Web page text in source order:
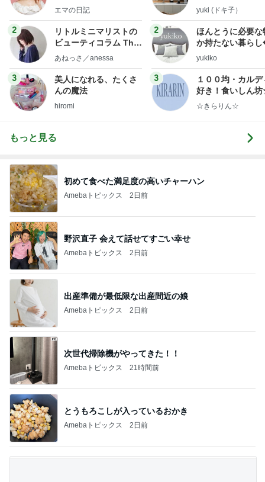
社売却セカンドライ
エマの日記
2
リトルミニマリストの
ビューティコラム The
little minimalist's bea
あねっさ／anessa
3
美人になれる、たくさ
んの魔法
hiromi
yuki (ドキ子）
2
ほんとうに必要な
か持たない暮ら
ep Life Simple◆
yukiko
3
１００均・カルデ
好き！食いしん
らりん☆のブログ
☆きらりん☆
もっと見る
初めて食べた満足度の高いチャーハン
Amebaトピックス 2日前
野沢直子 会えて話せてすごい幸せ
Amebaトピックス 2日前
出産準備が最低限な出産間近の娘
Amebaトピックス 2日前
次世代掃除機がやってきた！！
Amebaトピックス 21時間前
とうもろこしが入っているおかき
Amebaトピックス 2日前